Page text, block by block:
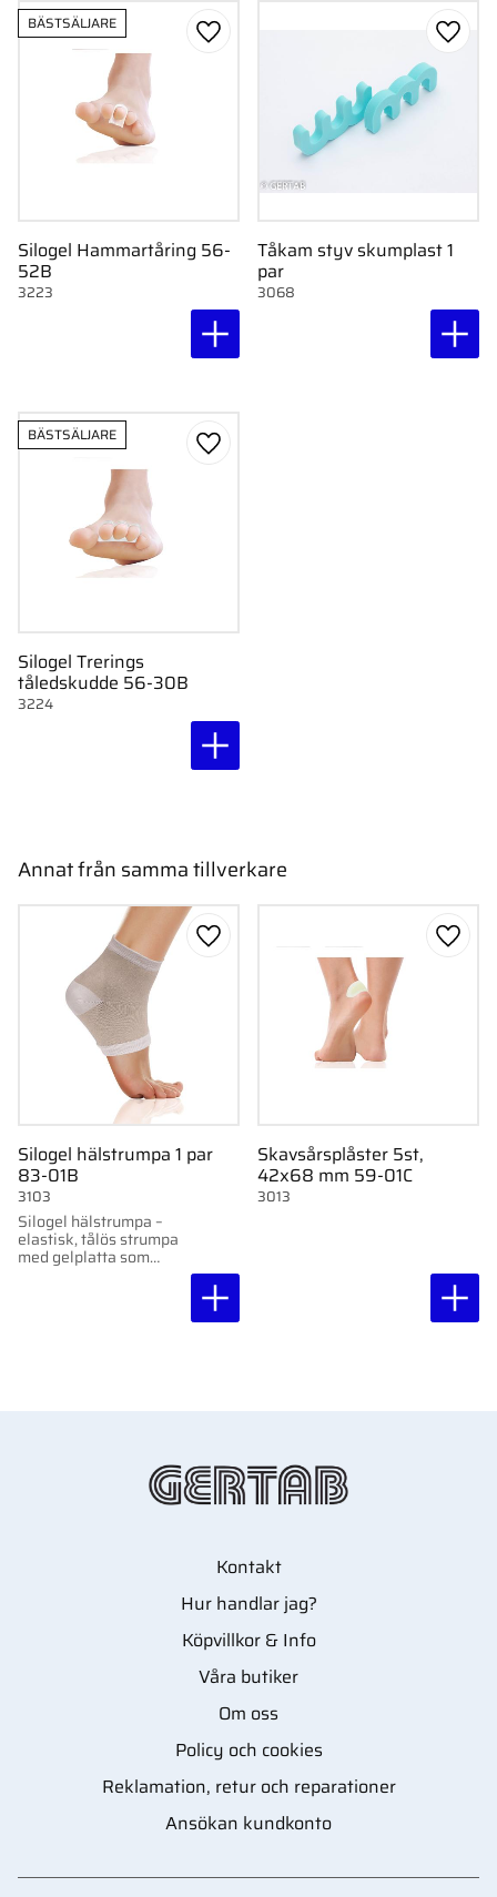
Silogel Hammartåring 56-
52B
3223
BÄSTSÄLJARE
Lägg till i favoriter
Tåkam styv skumplast 1
par
3068
Lägg
Silogel Trerings
tåledskudde 56-30B
3224
BÄSTSÄLJARE
Lägg till i favoriter
Annat från samma tillverkare
Silogel hälstrumpa 1 par
83-01B
Silogel hälstrumpa –
elastisk, tålös strumpa
med gelplatta som
3103
Lägg till i favoriter
Skavsårsplåster 5st,
42x68 mm 59-01C
3013
Lägg
Kontakt
Hur handlar jag?
Köpvillkor & Info
Våra butiker
Om oss
Policy och cookies
Reklamation, retur och reparationer
Ansökan kundkonto